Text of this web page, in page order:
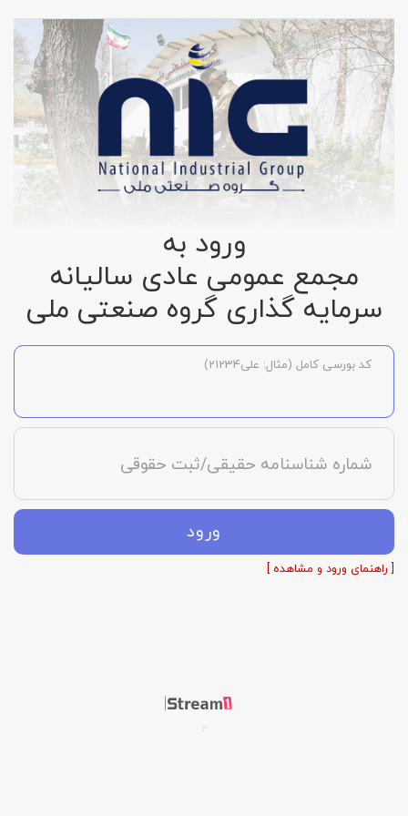
ورود به
مجمع عمومی عادی سالیانه
سرمایه گذاری گروه صنعتی ملی
کد بورسی کامل (مثال: علی21234)
شماره شناسنامه حقیقی/ثبت حقوقی
ورود
[ راهنمای ورود و مشاهده ]